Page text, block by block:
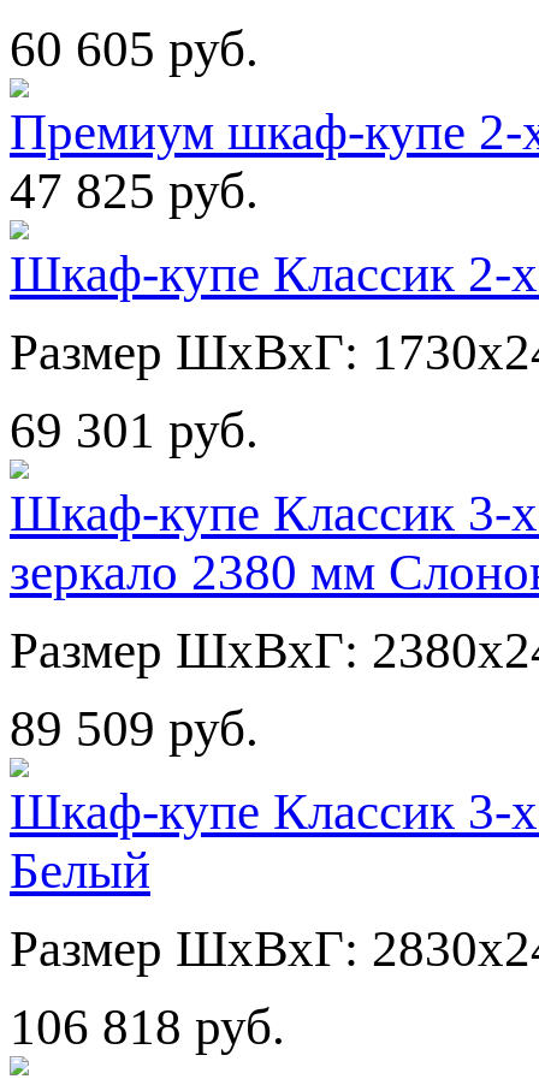
60 605 руб.
Премиум шкаф-купе
47 825 руб.
Шкаф-купе Классик 2-
Размер ШхВхГ:
69 301 руб.
Шкаф-купе Классик 3-
зеркало 2380 мм
Размер ШхВхГ:
89 509 руб.
Шкаф-купе Классик 3-
Белый
Размер ШхВхГ:
106 818 руб.